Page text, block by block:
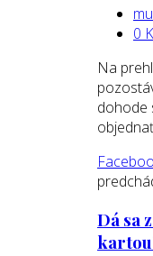
0
Na
dohode
Dá sa